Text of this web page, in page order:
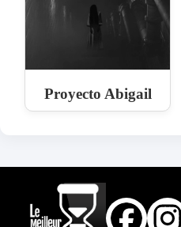
Proyecto Abigail